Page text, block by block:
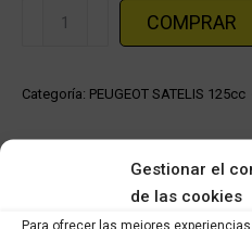
Gestionar el
de las cookies
Para ofrecer las mejores
Caballete
Satelis
COMPRAR
Categoría: PEUGEOT SATELIS 125cc
Share
Share